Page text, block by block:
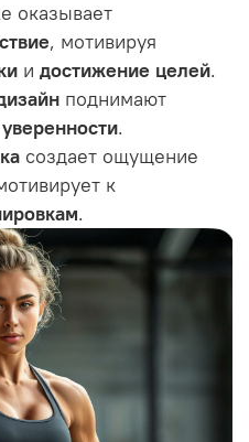
оказывает
, мотивируя
и достижение целей.
поднимают
уверенности.
создает ощущение
к
.